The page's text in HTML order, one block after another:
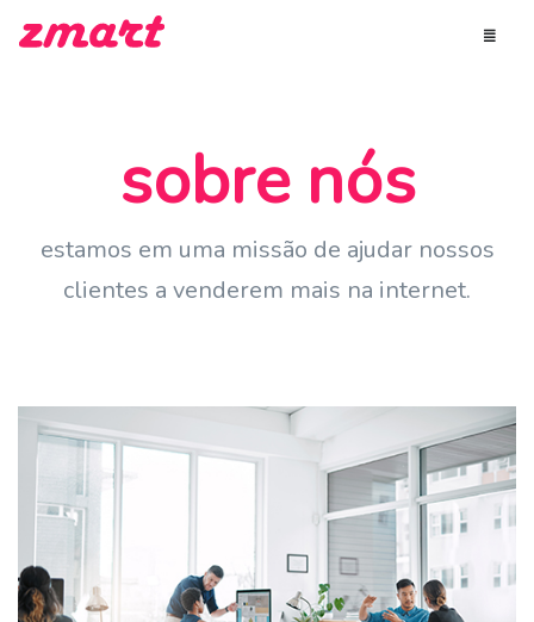
sobre nós
estamos em uma missão de ajudar nossos
clientes a venderem mais na internet.